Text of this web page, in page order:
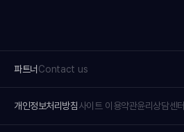
파트너Contact us
개인정보처리방침사이트 이용약관윤리상담센터